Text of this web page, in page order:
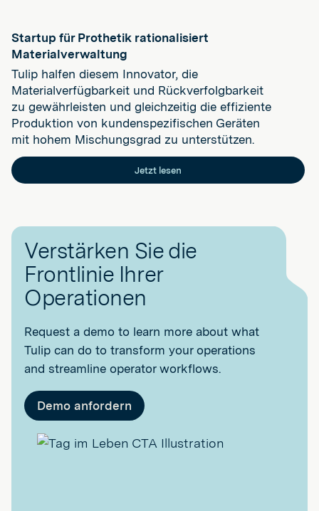
Startup für Prothetik rationalisiert
Materialverwaltung
Tulip halfen diesem Innovator, die
Materialverfügbarkeit und Rückverfolgbarkeit
zu gewährleisten und gleichzeitig die effiziente
Produktion von kundenspezifischen Geräten
mit hohem Mischungsgrad zu unterstützen.
Jetzt lesen
Verstärken Sie die
Frontlinie Ihrer
Operationen
Request a demo to learn more about what
Tulip can do to transform your operations
and streamline operator workflows.
Demo anfordern